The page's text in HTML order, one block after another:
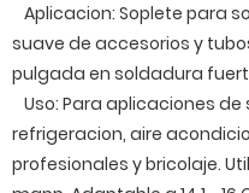
Aplicacion: Soplete para
suave de accesorios y
pulgada en soldadura
Uso: Para aplicaciones
refrigeracion, aire
profesionales y bricolaje.